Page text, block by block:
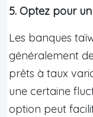
5. Optez pour
Les banques
généralement
prêts à taux
une certaine
option peut